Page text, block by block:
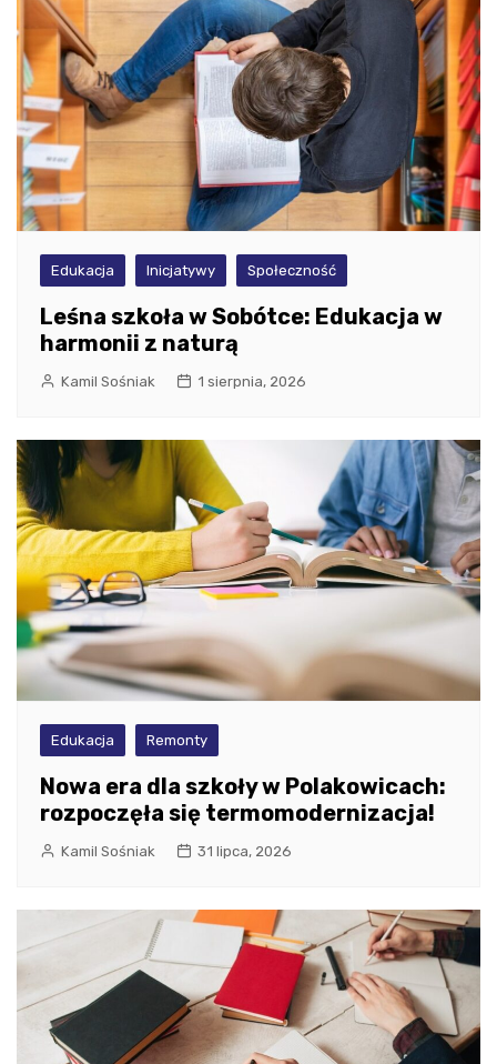
Edukacja Inicjatywy Społeczność
Leśna szkoła w Sobótce: Edukacja w
harmonii z naturą
Kamil Sośniak 1 sierpnia, 2026
Edukacja Remonty
Nowa era dla szkoły w Polakowicach:
rozpoczęła się termomodernizacja!
Kamil Sośniak 31 lipca, 2026